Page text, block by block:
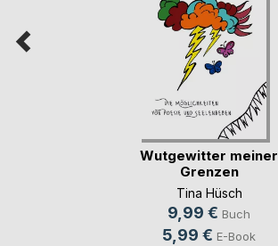
Wutgewitter meiner
Grenzen
Tina Hüsch
9,99 € Buch
5,99 € E-Book